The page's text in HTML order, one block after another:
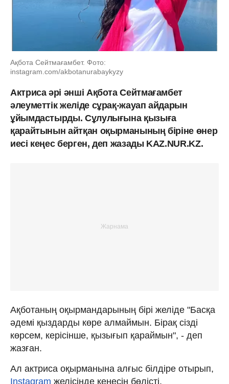
Ақбота Сейтмағамбет. Фото:
instagram.com/akbotanurabaykyzy
Актриса әрі әнші Ақбота Сейтмағамбет
әлеуметтік желіде сұрақ-жауап айдарын
ұйымдастырды. Сұлулығына қызыға
қарайтынын айтқан оқырманының біріне өнер
иесі кеңес берген, деп жазады KAZ.NUR.KZ.
Ақботаның оқырмандарының бірі желіде "Басқа
әдемі қыздарды көре алмаймын. Бірақ сізді
көрсем, керісінше, қызығып қараймын", - деп
жазған.
Ал актриса оқырманына алғыс білдіре отырып,
Instagram желісінде кеңесін бөлісті.